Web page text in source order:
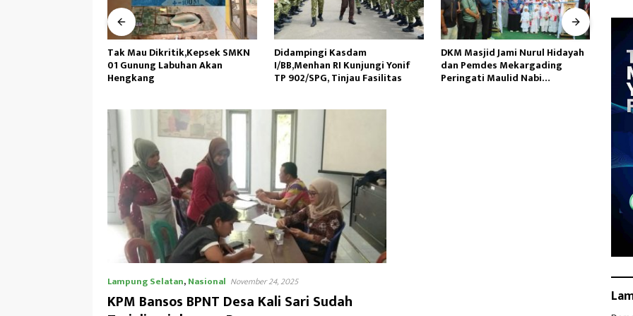
Didampingi Kasdam
I/BB,Menhan RI Kunjungi Yonif
TP 902/SPG, Tinjau Fasilitas
DKM Masjid Jami Nurul Hidayah
dan Pemdes Mekargading
Peringati Maulid Nabi
Jatanras Polda Banten Tangkap
Dua Korlap Aksi Demo di PEMI
AW, Kuasa Hukum Minta Proses Kali
Lampung Selatan,Nasional November 24, 2025
KPM Bansos BPNT Desa Kali Sari Sudah